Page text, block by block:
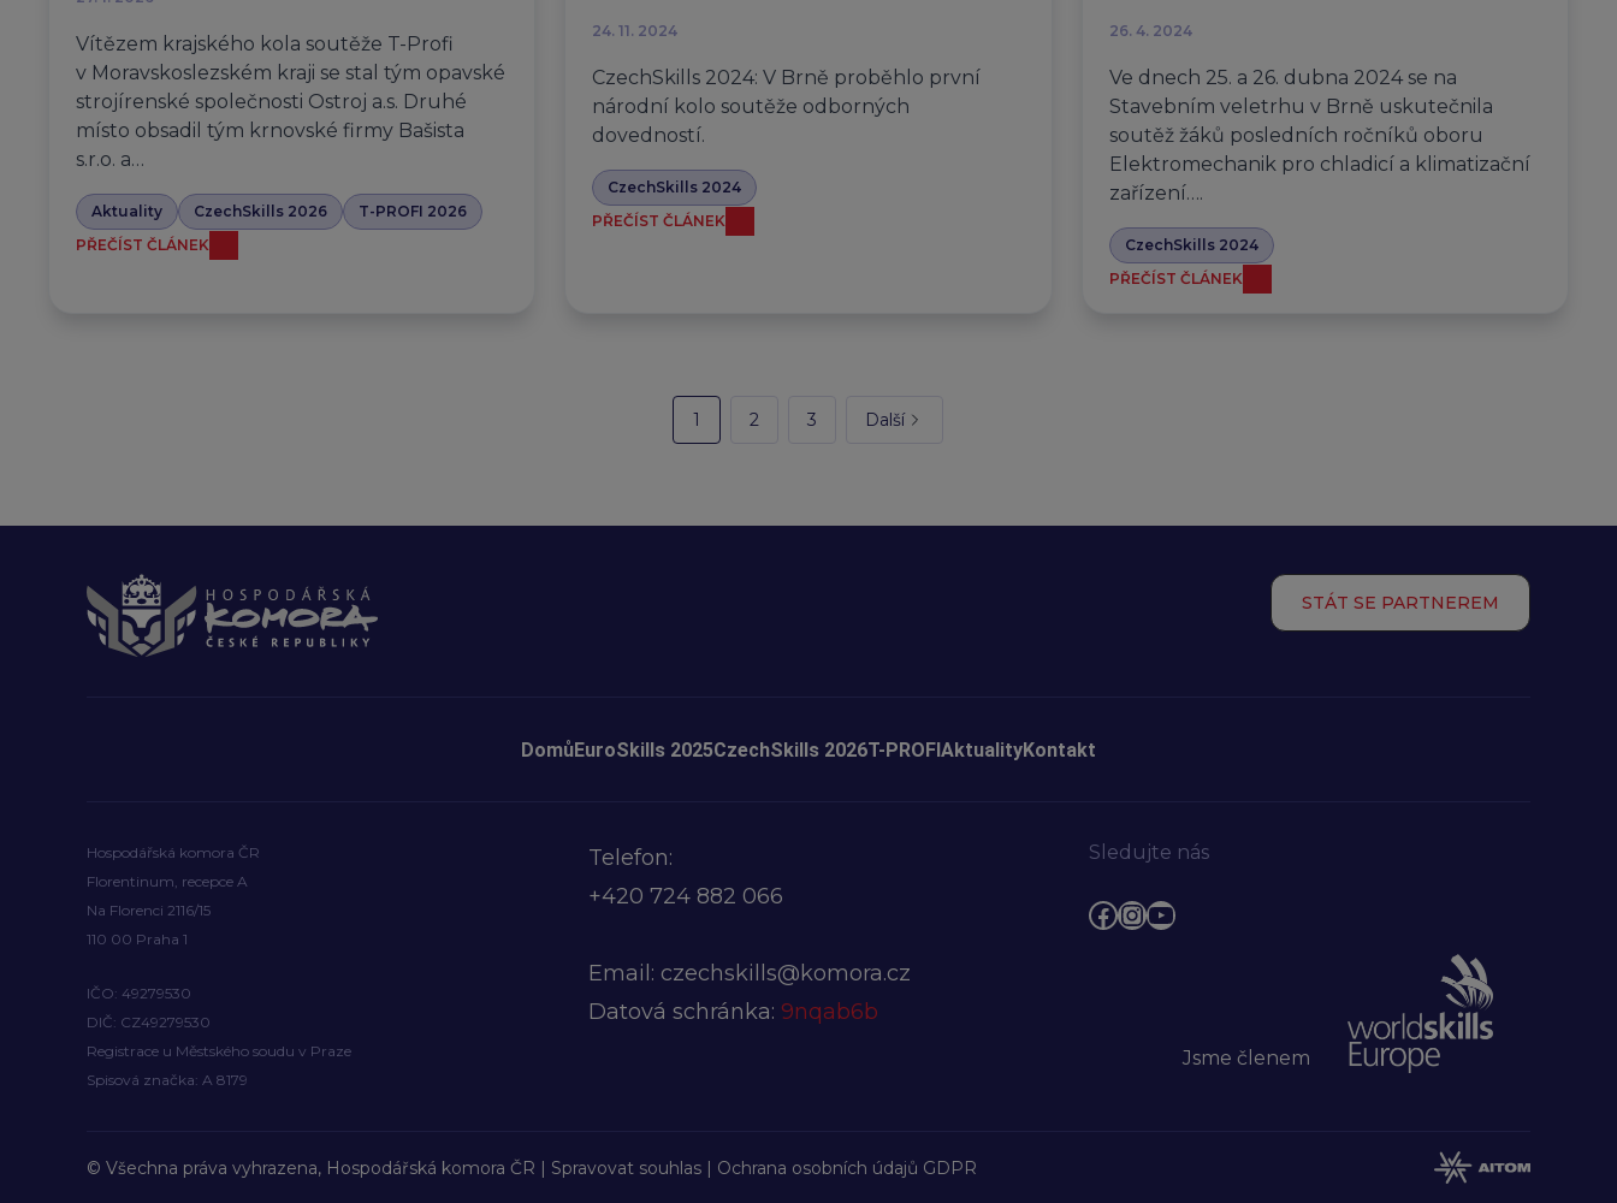
Vítězem krajského kola soutěže T-Profi
v Moravskoslezském kraji se stal tým opavské
strojírenské společnosti Ostroj a.s. Druhé
místo obsadil tým krnovské firmy Bašista
s.r.o. a…
Aktuality CzechSkills 2026
T-PROFI 2026
PŘEČÍST ČLÁNEK
24. 11. 2024
CzechSkills 2024: V Brně proběhlo první
národní kolo soutěže odborných
dovedností.
CzechSkills 2024
PŘEČÍST ČLÁNEK
26. 4. 2024
Ve dnech 25. a 26. dubna 2024 se na
Stavebním veletrhu v Brně uskutečnila
soutěž žáků posledních ročníků oboru
Elektromechanik pro chladicí a klimatizační
zařízení….
CzechSkills 2024
PŘEČÍST ČLÁNEK
1 2 3 Další
STÁT SE PARTNEREM
DomůEuroSkills 2025CzechSkills 2026T-PROFIAktualityKontakt
Hospodářská komora ČR
Florentinum, recepce A
Na Florenci 2116/15
110 00 Praha 1
IČO: 49279530
DIČ: CZ49279530
Registrace u Městského soudu v Praze
Spisová značka: A 8179
Telefon:
+420 724 882 066
Email: czechskills@komora.cz
Datová schránka: 9nqab6b
Sledujte nás
Facebook
Instagram
YouTube
Jsme členem
© Všechna práva vyhrazena, Hospodářská komora ČR | Spravovat souhlas | Ochrana osobních údajů GDPR